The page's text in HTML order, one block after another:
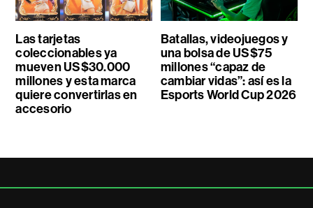
Las tarjetas
coleccionables ya
mueven US$30.000
millones y esta marca
quiere convertirlas en
accesorio
Batallas, videojuegos y
una bolsa de US$75
millones “capaz de
cambiar vidas”: así es la
Esports World Cup 2026